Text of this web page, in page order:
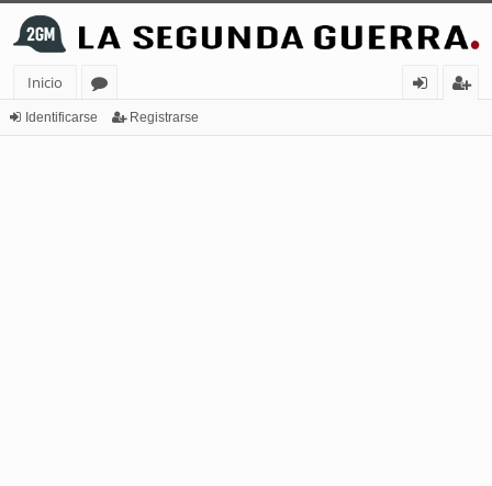
Inicio
or
Identificarse Registrarse